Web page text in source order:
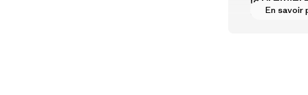
En savoir
vers des